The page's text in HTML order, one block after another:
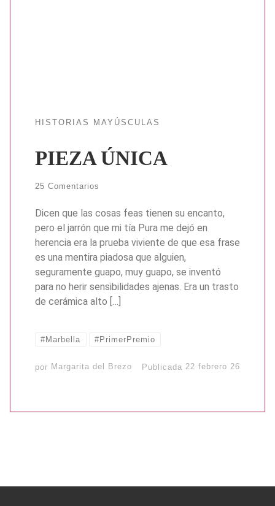
HISTORIAS MAYÚSCULAS
PIEZA ÚNICA
25 Comentarios
Dicen que las cosas feas tienen su encanto,
pero el jarrón que mi tía Pura me dejó en
herencia era la prueba viviente de que esa frase
es una mentira piadosa que alguien,
seguramente guapo, muy guapo, se inventó
para no herir sensibilidades ajenas. Era un trasto
de cerámica alto […]
#Marbella #PrimerPremio
por Margarita del Brezo Publicada 22 febrero 26